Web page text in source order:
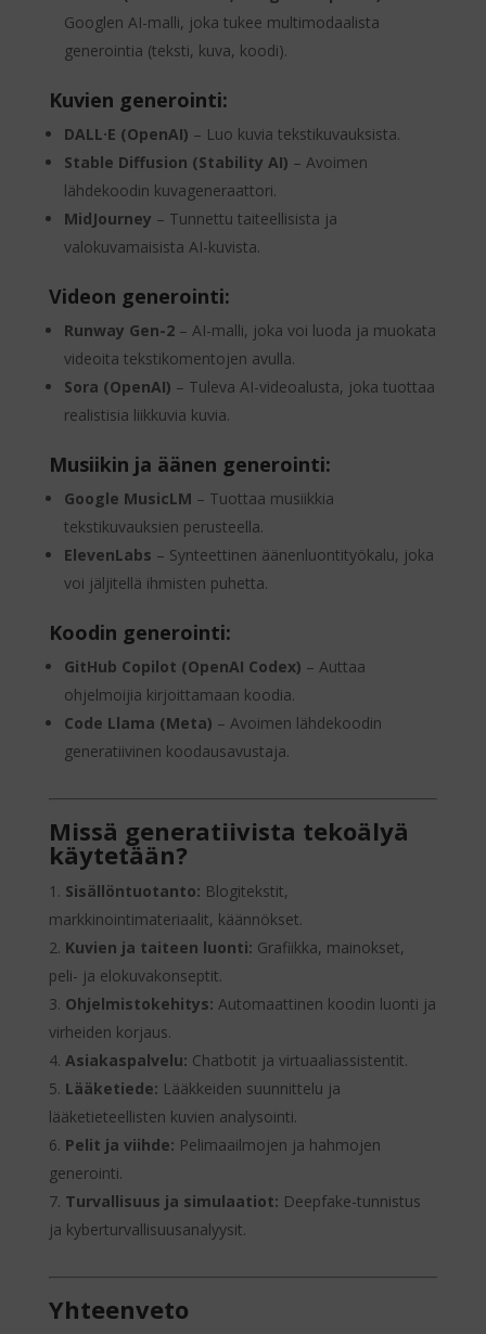
Googlen AI-malli, joka tukee multimodaalista
generointia (teksti, kuva, koodi).
Kuvien generointi:
DALL·E (OpenAI) – Luo kuvia tekstikuvauksista.
Stable Diffusion (Stability AI) – Avoimen
lähdekoodin kuvageneraattori.
MidJourney – Tunnettu taiteellisista ja
valokuvamaisista AI-kuvista.
Videon generointi:
Runway Gen-2– AI-malli, joka voi luoda ja muokata
videoita tekstikomentojen avulla.
Sora (OpenAI) – Tuleva AI-videoalusta, joka tuottaa
realistisia liikkuvia kuvia.
Musiikin ja äänen generointi:
Google MusicLM – Tuottaa musiikkia
tekstikuvauksien perusteella.
ElevenLabs – Synteettinen äänenluontityökalu, joka
voi jäljitellä ihmisten puhetta.
Koodin generointi:
GitHub Copilot (OpenAI Codex) – Auttaa
ohjelmoijia kirjoittamaan koodia.
Code Llama (Meta) – Avoimen lähdekoodin
generatiivinen koodausavustaja.
Missä generatiivista tekoälyä
käytetään?
Sisällöntuotanto: Blogitekstit,
markkinointimateriaalit, käännökset.
Kuvien ja taiteen luonti: Grafiikka, mainokset,
peli- ja elokuvakonseptit.
Ohjelmistokehitys: Automaattinen koodin luonti ja
virheiden korjaus.
Asiakaspalvelu: Chatbotit ja virtuaaliassistentit.
Lääketiede: Lääkkeiden suunnittelu ja
lääketieteellisten kuvien analysointi.
Pelit ja viihde: Pelimaailmojen ja hahmojen
generointi.
Turvallisuus ja simulaatiot: Deepfake-tunnistus
ja kyberturvallisuusanalyysit.
Yhteenveto